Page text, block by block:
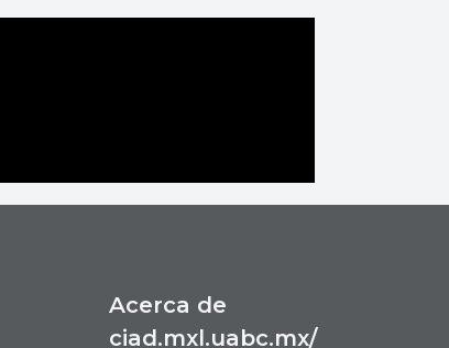
Acerca de
ciad.mxl.uabc.mx/